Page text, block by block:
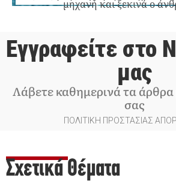
μηχανή και ξεκινά ο
Εγγραφείτε στο
μας
Λάβετε καθημερινά τα
σας
ΠΟΛΙΤΙΚΗ ΠΡΟΣΤΑΣΙΑΣ
Σχετικά Θέματα